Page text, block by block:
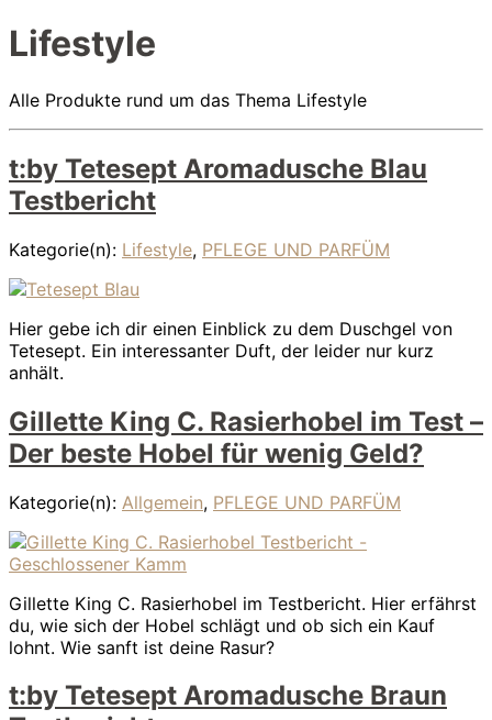
Lifestyle
Alle Produkte rund um das Thema Lifestyle
t:by Tetesept Aromadusche Blau
Testbericht
Kategorie(n): Lifestyle, PFLEGE UND PARFÜM
Hier gebe ich dir einen Einblick zu dem Duschgel von
Tetesept. Ein interessanter Duft, der leider nur kurz
anhält.
Gillette King C. Rasierhobel im Test –
Der beste Hobel für wenig Geld?
Kategorie(n): Allgemein, PFLEGE UND PARFÜM
Gillette King C. Rasierhobel im Testbericht. Hier erfährst
du, wie sich der Hobel schlägt und ob sich ein Kauf
lohnt. Wie sanft ist deine Rasur?
t:by Tetesept Aromadusche Braun